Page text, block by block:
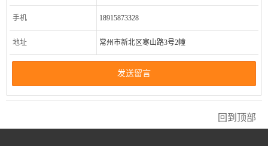
手机 18915873328
地址 常州市新北区寒山路3号2幢
发送留言
回到顶部